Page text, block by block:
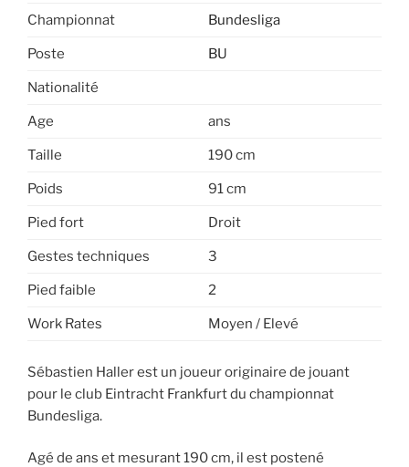
Championnat Bundesliga
Poste BU
Nationalité
Age ans
Taille 190 cm
Poids 91 cm
Pied fort Droit
Gestes techniques 3
Pied faible 2
Work Rates Moyen / Elevé
Sébastien Haller est un joueur originaire de jouant
pour le club Eintracht Frankfurt du championnat
Bundesliga.
Agé de ans et mesurant 190 cm, il est postené